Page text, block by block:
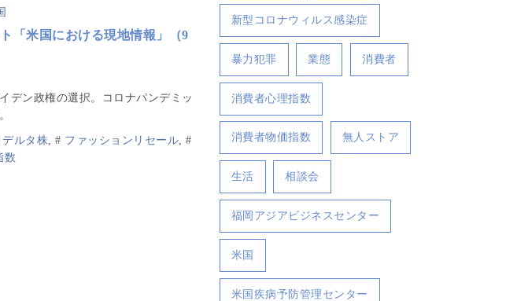
「米国における現地情報」（9
デン政権の選択。コロナパンデミッ
デルタ株, # ファッションリセール, #
数
新型コロナウィルス感染症
暴力犯罪 業態 消費者
消費者心理指数
消費者物価指数 無人ストア
生活 相談会
福岡アジアビジネスセンター
米国
米国疾病予防管理センター